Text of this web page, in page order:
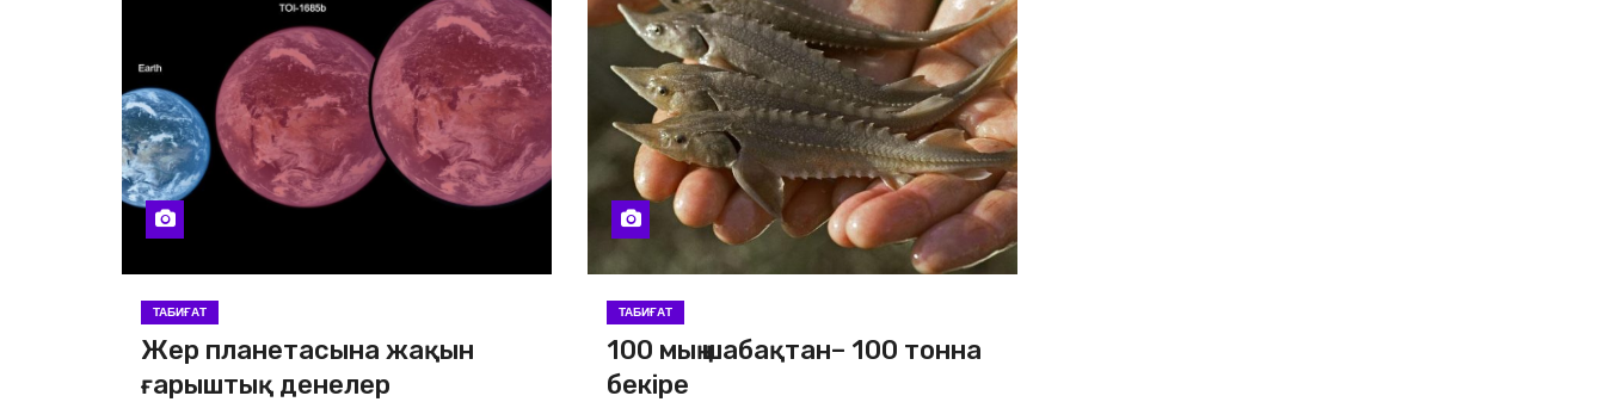
ТАБИҒАТ
Жер планетасына жақын
ғарыштық денелер
ТАБИҒАТ
100 мың шабақтан– 100 тонна
бекіре